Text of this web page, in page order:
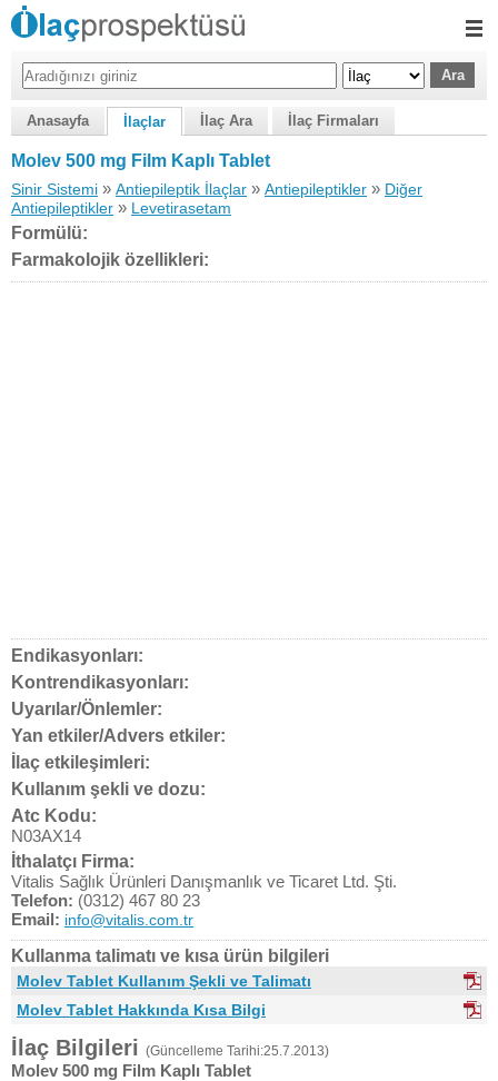
Anasayfa İlaçlar İlaç Ara İlaç Firmaları
Molev 500 mg Film Kaplı Tablet
Sinir Sistemi » Antiepileptik İlaçlar » Antiepileptikler » Diğer
Antiepileptikler » Levetirasetam
Formülü:
Farmakolojik özellikleri:
Endikasyonları:
Kontrendikasyonları:
Uyarılar/Önlemler:
Yan etkiler/Advers etkiler:
İlaç etkileşimleri:
Kullanım şekli ve dozu:
Atc Kodu:
N03AX14
İthalatçı Firma:
Vitalis Sağlık Ürünleri Danışmanlık ve Ticaret Ltd. Şti.
Telefon: (0312) 467 80 23
Email: info@vitalis.com.tr
Kullanma talimatı ve kısa ürün bilgileri
Molev Tablet Kullanım Şekli ve Talimatı
Molev Tablet Hakkında Kısa Bilgi
İlaç Bilgileri (Güncelleme Tarihi:25.7.2013)
Molev 500 mg Film Kaplı Tablet